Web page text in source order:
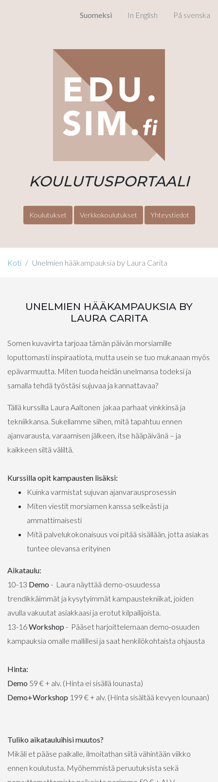
Suomeksi In English På svenska
KOULUTUSPORTAALI
Koulutukset Verkkokoulutukset Yhteystiedot
Koti Unelmien hääkampauksia by Laura Carita
UNELMIEN HÄÄKAMPAUKSIA BY
LAURA CARITA
Somen kuvavirta tarjoaa tämän päivän morsiamille
loputtomasti inspiraatiota, mutta usein se tuo mukanaan myös
epävarmuutta. Miten tuoda heidän unelmansa todeksi ja
samalla tehdä työstäsi sujuvaa ja kannattavaa?
Tällä kurssilla Laura Aaltonen jakaa parhaat vinkkinsä ja
tekniikkansa. Sukellamme siihen, mitä tapahtuu ennen
ajanvarausta, varaamisen jälkeen, itse hääpäivänä – ja
kaikkeen siltä väliltä.
Kurssilla opit kampausten lisäksi:
Kuinka varmistat sujuvan ajanvarausprosessin
Miten viestit morsiamen kanssa selkeästi ja
ammattimaisesti
Mitä palvelukokonaisuus voi pitää sisällään, jotta asiakas
tuntee olevansa erityinen
Aikataulu:
10-13 Demo - Laura näyttää demo-osuudessa
trendikkäimmät ja kysytyimmät kampaustekniikat, joiden
avulla vakuutat asiakkaasi ja erotut kilpailijoista.
13-16Workshop - Pääset harjoittelemaan demo-osuuden
kampauksia omalle mallillesi ja saat henkilökohtaista ohjausta
Hinta:
Demo 59 € + alv. (Hinta ei sisällä lounasta)
Demo+Workshop 199 € + alv. (Hinta sisältää kevyen lounaan)
Tuliko aikatauluihisi muutos?
Mikäli et pääse paikalle, ilmoitathan siitä vähintään viikko
ennen koulutusta. Myöhemmistä peruutuksista sekä